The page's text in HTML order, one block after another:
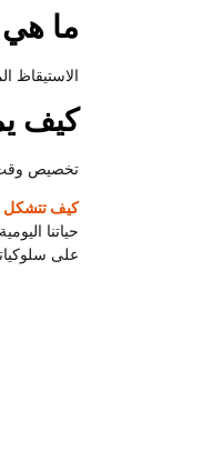
ما هي
الاستيقاظ
كيف
تخصيص وقت
كيف تتشكل
حياتنا
على